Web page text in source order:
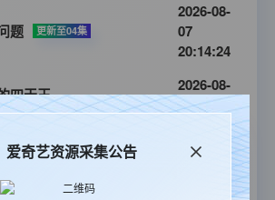
题 更新至04集
2026-08-
07
20:14:24
四天王
？
更新至09集
2026-08-
07
2026-08-
爱奇艺资源采集公告